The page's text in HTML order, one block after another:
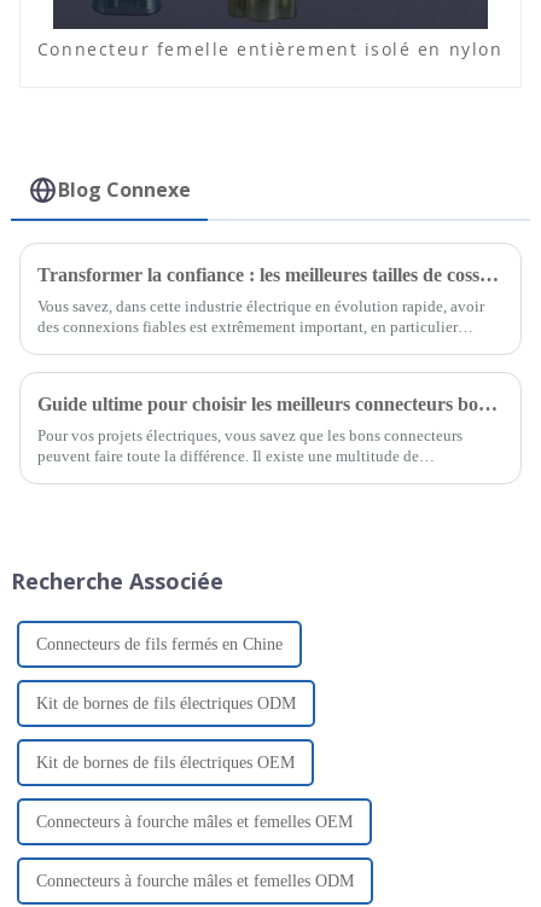
Connecteur femelle entièrement isolé en nylon
Blog Connexe
Transformer la confiance : les meilleures tailles de cosses de câble du premier fabricant chinois
Vous savez, dans cette industrie électrique en évolution rapide, avoir
des connexions fiables est extrêmement important, en particulier
Guide ultime pour choisir les meilleurs connecteurs bout à bout pour vos projets électriques
Pour vos projets électriques, vous savez que les bons connecteurs
peuvent faire toute la différence. Il existe une multitude de
Recherche Associée
Connecteurs de fils fermés en Chine
Kit de bornes de fils électriques ODM
Kit de bornes de fils électriques OEM
Connecteurs à fourche mâles et femelles OEM
Connecteurs à fourche mâles et femelles ODM